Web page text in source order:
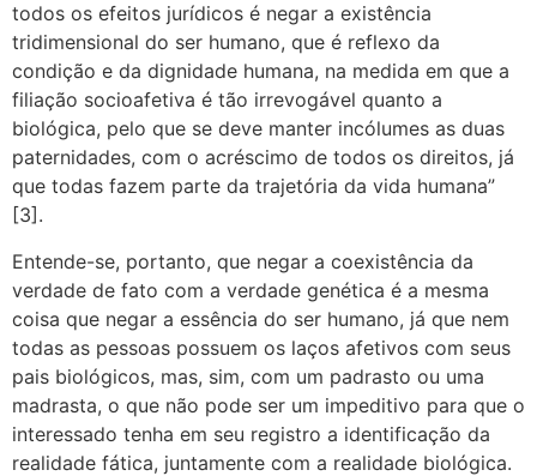
todos os efeitos jurídicos é negar a existência
tridimensional do ser humano, que é reflexo da
condição e da dignidade humana, na medida em que a
filiação socioafetiva é tão irrevogável quanto a
biológica, pelo que se deve manter incólumes as duas
paternidades, com o acréscimo de todos os direitos, já
que todas fazem parte da trajetória da vida humana”
[3].
Entende-se, portanto, que negar a coexistência da
verdade de fato com a verdade genética é a mesma
coisa que negar a essência do ser humano, já que nem
todas as pessoas possuem os laços afetivos com seus
pais biológicos, mas, sim, com um padrasto ou uma
madrasta, o que não pode ser um impeditivo para que o
interessado tenha em seu registro a identificação da
realidade fática, juntamente com a realidade biológica.